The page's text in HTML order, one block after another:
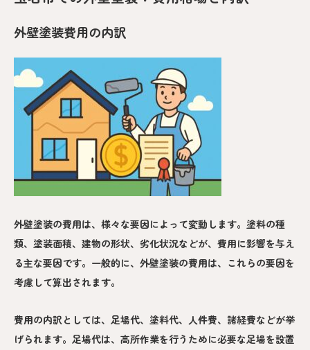
外壁塗装費用の内訳
外壁塗装の費用は、様々な要因によって変動します。塗料の種
類、塗装面積、建物の形状、劣化状況などが、費用に影響を与え
る主な要因です。一般的に、外壁塗装の費用は、これらの要因を
考慮して算出されます。
費用の内訳としては、足場代、塗料代、人件費、諸経費などが挙
げられます。足場代は、高所作業を行うために必要な足場を設置